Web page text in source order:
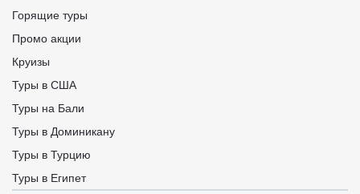
Горящие туры
Промо акции
Круизы
Туры в США
Туры на Бали
Туры в Доминикану
Туры в Турцию
Туры в Египет